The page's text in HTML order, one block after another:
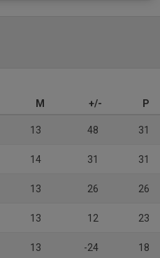
M +/- P
13 48 31
14 31 31
13 26 26
13 12 23
13 -24 18